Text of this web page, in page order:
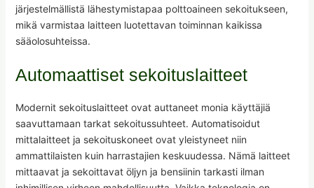
järjestelmällistä lähestymistapaa polttoaineen sekoitukseen,
mikä varmistaa laitteen luotettavan toiminnan kaikissa
sääolosuhteissa.
Automaattiset sekoituslaitteet
Modernit sekoituslaitteet ovat auttaneet monia käyttäjiä
saavuttamaan tarkat sekoitussuhteet. Automatisoidut
mittalaitteet ja sekoituskoneet ovat yleistyneet niin
ammattilaisten kuin harrastajien keskuudessa. Nämä laitteet
mittaavat ja sekoittavat öljyn ja bensiinin tarkasti ilman